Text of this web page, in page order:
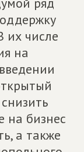
их числе
на
на бизнес
а также